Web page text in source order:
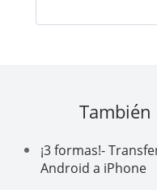
¡3 formas!-
Android a iPhone